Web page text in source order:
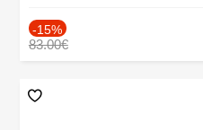
-15%
83.00€